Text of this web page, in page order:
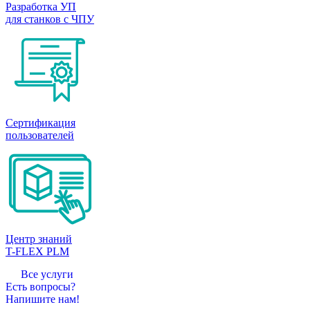
Разработка УП
для станков с ЧПУ
Сертификация
пользователей
Центр знаний
T-FLEX PLM
Все услуги
Есть вопросы?
Напишите нам!